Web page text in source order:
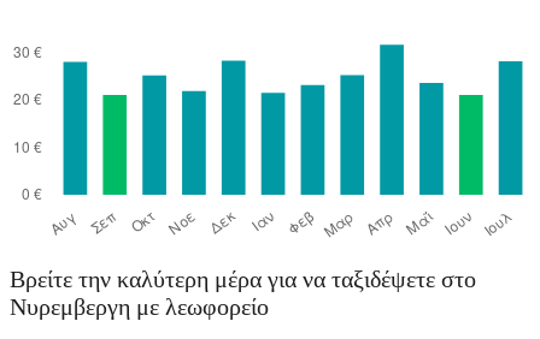
Βρείτε την καλύτερη μέρα για να ταξιδέψετε στο
Νυρεμβεργη με λεωφορείο